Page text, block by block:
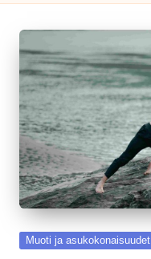
Posted
Muoti ja asukokonaisuudet